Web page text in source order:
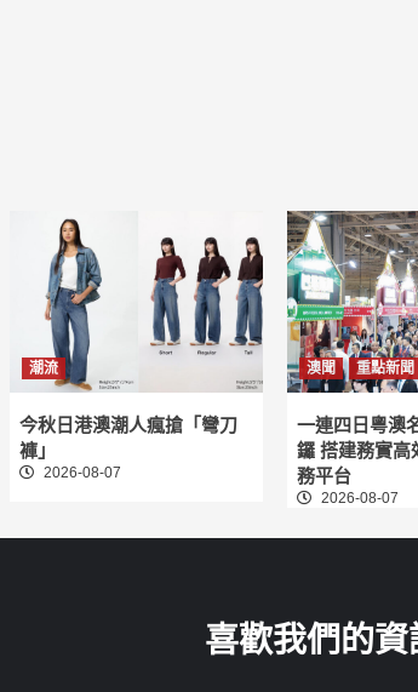
潮流
今秋日港澳潮人瘋搶「彎刀
褲」
2026-08-07
澳聞 重點新聞
一連四日粵澳
鑼 搭建務實高
務平台
2026-08-07
喜歡我們的資